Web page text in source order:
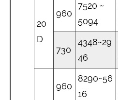
20
D
960
7520 ~
5094
730
4348~29
46
960
8290~56
16